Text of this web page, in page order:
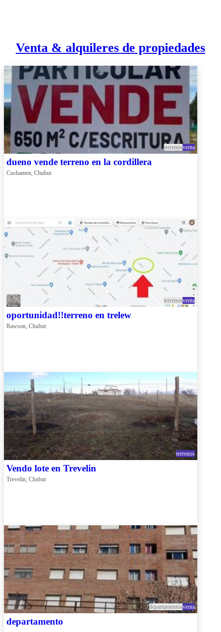
Venta & alquileres de propiedades
terrenosventa
dueno vende terreno en la cordillera
Cushamen, Chubut
terrenosventa
oportunidad!!terreno en trelew
Rawson, Chubut
terrenos
Vendo lote en Trevelin
Trevelin, Chubut
departamentosventa
departamento